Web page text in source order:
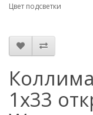
Цвет
1х33